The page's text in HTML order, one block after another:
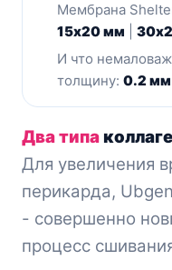
Мембрана
15x20 мм
И что
толщину: 0.2 мм
Два типа
Для увеличения
перикарда,
- совершенно
процесс